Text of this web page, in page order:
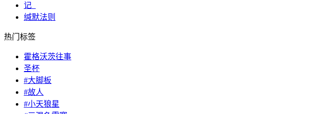
记_
缄默法则
热门标签
霍格沃茨往事
圣杯
#大脚板
#故人
#小天狼星